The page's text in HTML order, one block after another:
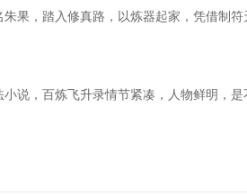
果，踏入修真路，以炼器起家，凭借制
说，百炼飞升录情节紧凑，人物鲜明，